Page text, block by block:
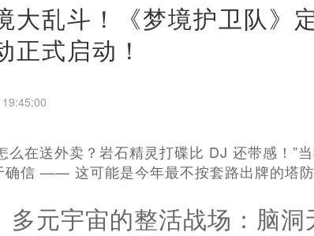
大乱斗！《梦境护卫队》
正式启动！
么在送外卖？岩石精灵打碟比 DJ 还带感！”
确信 —— 这可能是今年最不按套路出牌的塔防
多元宇宙的整活战场：脑